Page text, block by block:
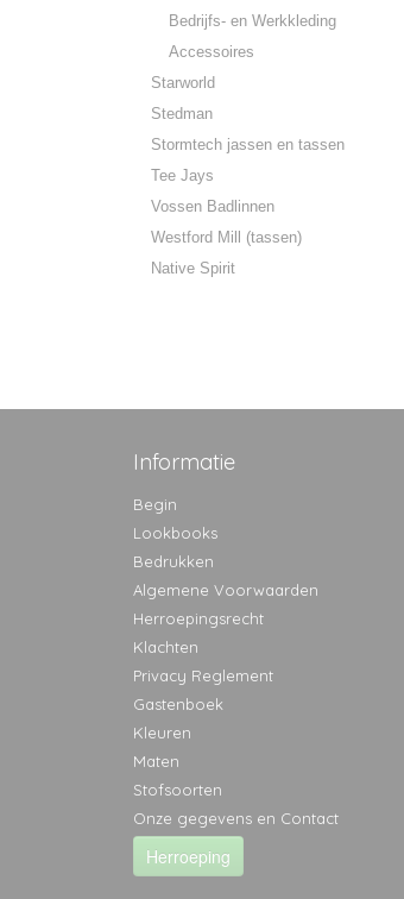
Bedrijfs- en Werkkleding
Accessoires
Starworld
Stedman
Stormtech jassen en tassen
Tee Jays
Vossen Badlinnen
Westford Mill (tassen)
Native Spirit
Informatie
Begin
Lookbooks
Bedrukken
Algemene Voorwaarden
Herroepingsrecht
Klachten
Privacy Reglement
Gastenboek
Kleuren
Maten
Stofsoorten
Onze gegevens en Contact
Herroeping